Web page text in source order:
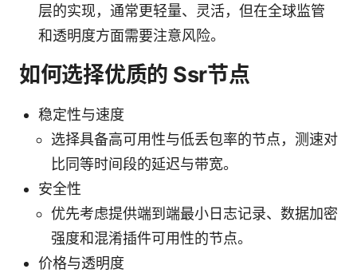
层的实现，通常更轻量、灵活，但在全球监管
和透明度方面需要注意风险。
如何选择优质的 Ssr节点
稳定性与速度
选择具备高可用性与低丢包率的节点，测速对
比同等时间段的延迟与带宽。
安全性
优先考虑提供端到端最小日志记录、数据加密
强度和混淆插件可用性的节点。
价格与透明度